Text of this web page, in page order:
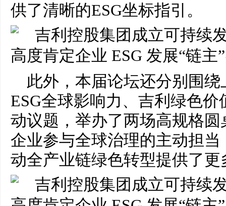
供了清晰的ESG坐标指引。
此外，本届论坛还分别围
ESG全球影响力、吉利绿色
动议题，举办了两场高规格
企业参与全球治理的主动担
动全产业链绿色转型提供了